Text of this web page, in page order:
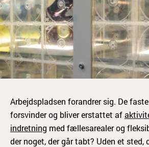
Arbejdspladsen forandrer sig. De
forsvinder og bliver erstattet af
indretning med fællesarealer og
der noget, der går tabt? Uden et sted,